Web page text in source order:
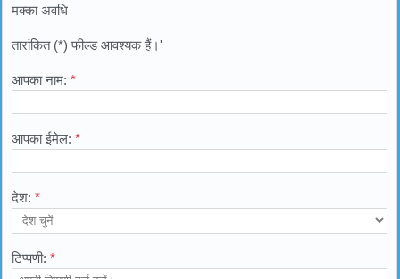
मक्का अवधि
तारांकित (*) फील्ड आवश्यक हैं।'
आपका नाम: *
आपका ईमेल: *
देश: *
टिप्पणी: *